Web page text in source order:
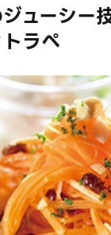
ューシー
ラペ